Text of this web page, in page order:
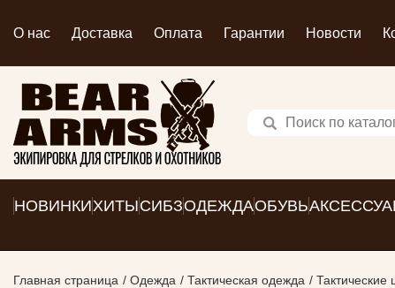
О нас Доставка Оплата Гарантии Новости
НОВИНКИХИТЫСИБЗОДЕЖДАОБУВЬ
Главная страница Одежда Тактическая одежда Тактические